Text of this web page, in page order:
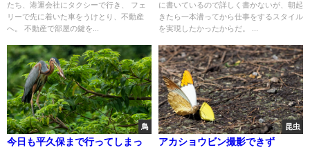
たち、港運会社にタクシーで行き、 フェ
リーで先に着いた車をうけとり、不動産
へ。 不動産で部屋の鍵を...
に書いているので詳しく書かないが、朝起
きたら一本潜ってから仕事をするスタイル
を実現したかったからだ。 ...
鳥
今日も平久保まで行ってしまっ
昆虫
アカショウビン撮影できず